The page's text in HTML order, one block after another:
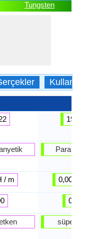
Tungsten
Kullanım
/ m
19,22
0,00 H /
0,00
süper